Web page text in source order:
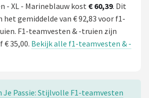
- XL - Marineblauw kost € 60,39. Dit
het gemiddelde van € 92,83 voor f1-
F1-teamvesten & -truien zijn
€ 35,00. Bekijk alle f1-teamvesten & -
Je Passie: Stijlvolle F1-teamvesten